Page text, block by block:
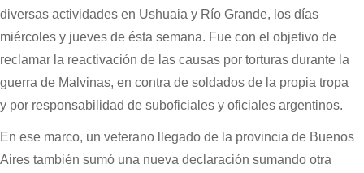
diversas actividades en Ushuaia y Río Grande, los días
miércoles y jueves de ésta semana. Fue con el objetivo de
reclamar la reactivación de las causas por torturas durante la
guerra de Malvinas, en contra de soldados de la propia tropa
y por responsabilidad de suboficiales y oficiales argentinos.
En ese marco, un veterano llegado de la provincia de Buenos
Aires también sumó una nueva declaración sumando otra